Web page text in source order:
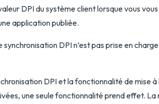
DPI du système client lorsque vous
application publiée.
DPI n’est pas prise en
DPI et la fonctionnalité de mise à
une seule fonctionnalité prend effet. La